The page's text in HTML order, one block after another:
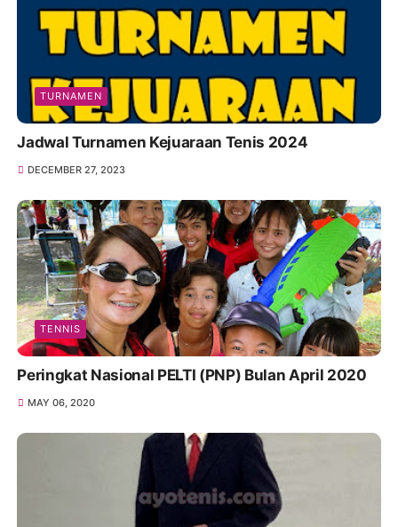
TURNAMEN
Jadwal Turnamen Kejuaraan Tenis 2024
DECEMBER 27, 2023
TENNIS
Peringkat Nasional PELTI (PNP) Bulan April 2020
MAY 06, 2020